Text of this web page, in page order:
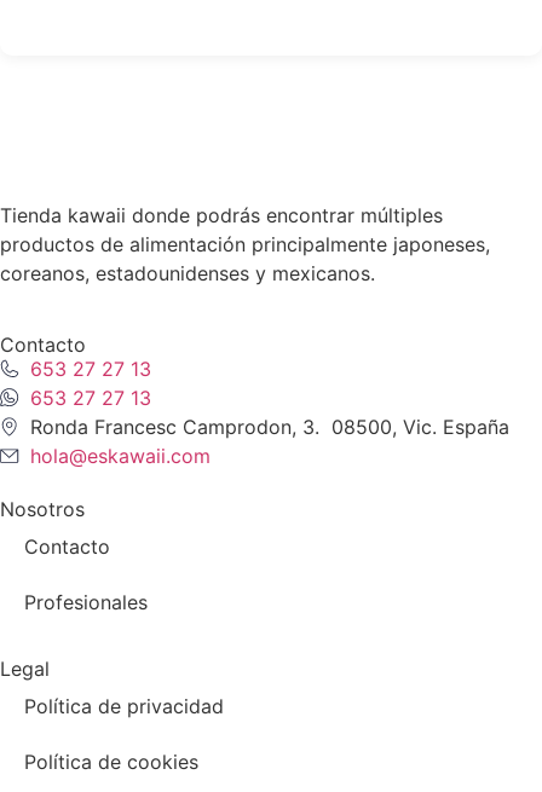
Tienda kawaii donde podrás encontrar múltiples
productos de alimentación principalmente japoneses,
coreanos, estadounidenses y mexicanos.
Contacto
653 27 27 13
653 27 27 13
Ronda Francesc Camprodon, 3. 08500, Vic. España
hola@eskawaii.com
Nosotros
Contacto
Profesionales
Legal
Política de privacidad
Política de cookies